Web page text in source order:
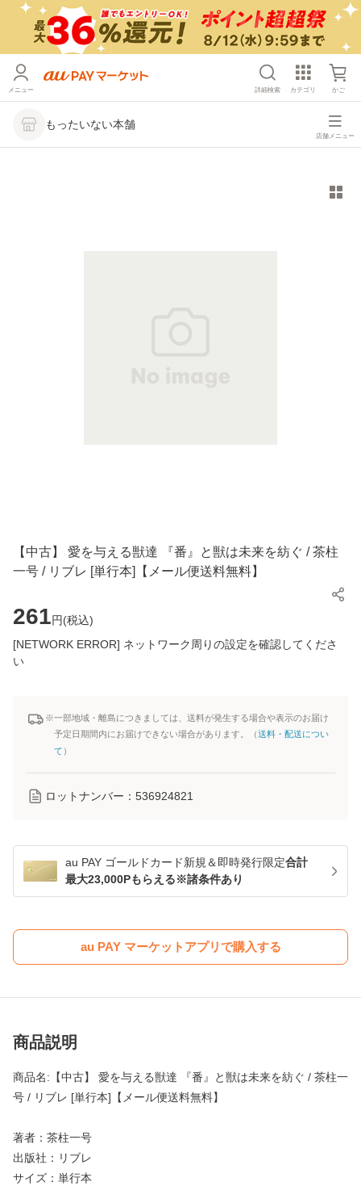
メニュー 詳細検索 カテゴリ かご
もったいない本舗
店舗メニュー
【中古】 愛を与える獣達 『番』と獣は未来を紡ぐ / 茶柱
一号 / リブレ [単行本]【メール便送料無料】
261円(税込)
[NETWORK ERROR] ネットワーク周りの設定を確認してくださ
い
※一部地域・離島につきましては、送料が発生する場合や表示のお届け
予定日期間内にお届けできない場合があります。（送料・配送につい
て ）
ロットナンバー： 536924821
au PAY ゴールドカード新規＆即時発行限定合計
最大23,000Pもらえる※諸条件あり
au PAY マーケットアプリで購入する
商品説明
商品名:【中古】 愛を与える獣達 『番』と獣は未来を紡ぐ / 茶柱一
号 / リブレ [単行本]【メール便送料無料】
著者：茶柱一号
出版社：リブレ
サイズ：単行本